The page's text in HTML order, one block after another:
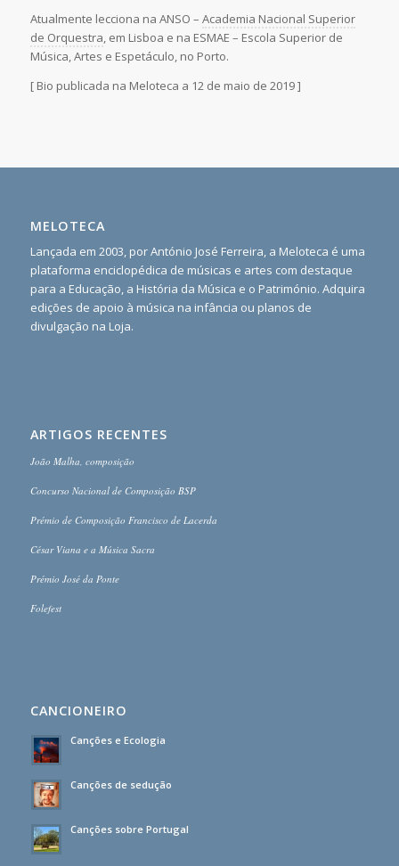
Atualmente lecciona na ANSO – Academia Nacional Superior
de Orquestra, em Lisboa e na ESMAE – Escola Superior de
Música, Artes e Espetáculo, no Porto.
[ Bio publicada na Meloteca a 12 de maio de 2019 ]
MELOTECA
Lançada em 2003, por António José Ferreira, a Meloteca é uma
plataforma enciclopédica de músicas e artes com destaque
para a Educação, a História da Música e o Património. Adquira
edições de apoio à música na infância ou planos de
divulgação na Loja.
ARTIGOS RECENTES
João Malha, composição
Concurso Nacional de Composição BSP
Prémio de Composição Francisco de Lacerda
César Viana e a Música Sacra
Prémio José da Ponte
Folefest
CANCIONEIRO
Canções e Ecologia
Canções de sedução
Canções sobre Portugal